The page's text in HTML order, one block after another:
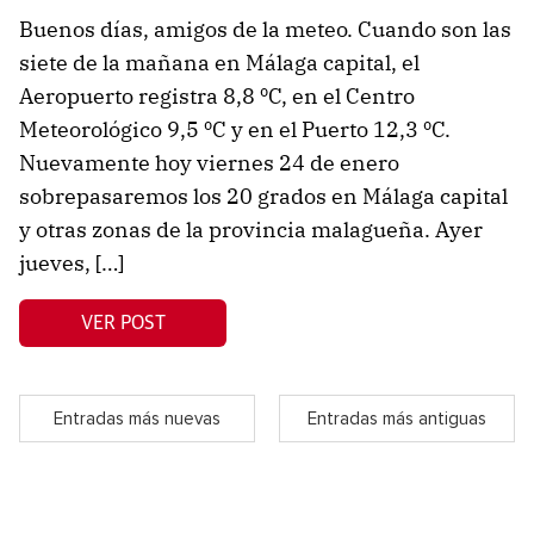
Buenos días, amigos de la meteo. Cuando son las
siete de la mañana en Málaga capital, el
Aeropuerto registra 8,8 ºC, en el Centro
Meteorológico 9,5 ºC y en el Puerto 12,3 ºC.
Nuevamente hoy viernes 24 de enero
sobrepasaremos los 20 grados en Málaga capital
y otras zonas de la provincia malagueña. Ayer
jueves, […]
VER POST
Entradas más nuevas Entradas más antiguas